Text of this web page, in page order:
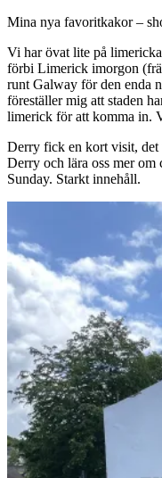
Mina nya favoritkakor –
Vi har övat lite på
förbi Limerick imorgon
runt Galway för den enda
föreställer mig att staden
limerick för att komma in.
Derry fick en kort visit, det
Derry och lära oss mer
Sunday. Starkt innehåll.